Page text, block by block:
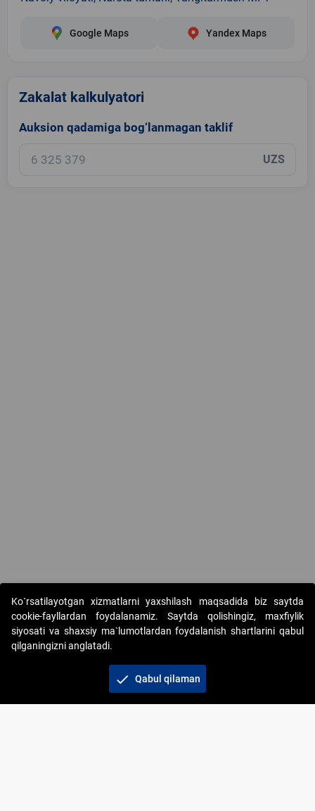
Google Maps Yandex Maps
Zakalat kalkulyatori
Auksion qadamiga bog‘lanmagan taklif
UZS
Copyright © 2017-2026. "Elektron onlayn-auksionlarni
tashkil etish" AJ. Barcha huquqlar himoyalangan
Ko`rsatilayotgan xizmatlarni yaxshilash maqsadida biz saytda
cookie-fayllardan foydalanamiz. Saytda qolishingiz, maxfiylik
siyosati va shaxsiy ma`lumotlardan foydalanish shartlarini qabul
qilganingizni anglatadi.
check Qabul qilaman